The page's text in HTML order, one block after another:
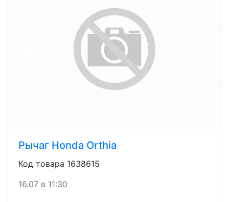
Рычаг Honda Orthia
Код товара 1638615
16.07 в 11:30